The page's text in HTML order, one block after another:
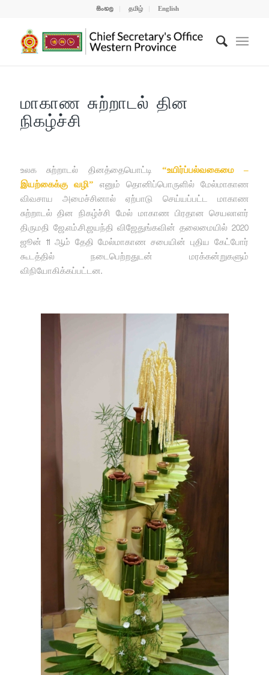
සිංහල தமிழ் English
மாகாண சுற்றாடல் தின
நிகழ்ச்சி
உலக சுற்றாடல் தினத்தையொட்டி “உயிர்ப்பல்வகைமை –
இயற்கைக்கு வழி” எனும் தொனிப்பொருளில் மேல்மாகாண
விவசாய அமைச்சினால் ஏற்பாடு செய்யப்பட்ட மாகாண
சுற்றாடல் தின நிகழ்ச்சி மேல் மாகாண பிரதான செயலாளர்
திருமதி ஜே.எம்.சி.ஜயந்தி விஜேதுங்கவின் தலைமையில் 2020
ஜூன் 11 ஆம் தேதி மேல்மாகாண சபையின் புதிய கேட்போர்
கூடத்தில் நடைபெற்றதுடன் மரக்கன்றுகளும்
விநியோகிக்கப்பட்டன.